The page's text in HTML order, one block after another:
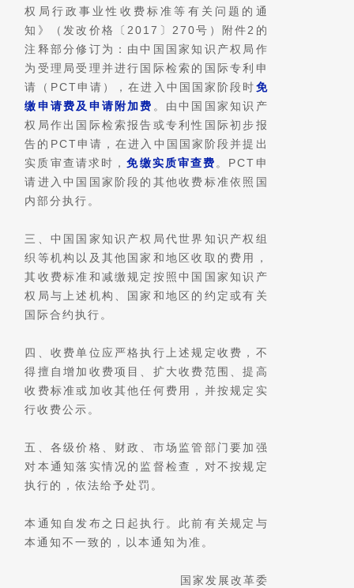
权局行政事业性收费标准等有关问题的通
知》（发改价格〔2017〕270号）附件2的
注释部分修订为：由中国国家知识产权局作
为受理局受理并进行国际检索的国际专利申
请（PCT申请），在进入中国国家阶段时免
缴申请费及申请附加费 。由中国国家知识产
权局作出国际检索报告或专利性国际初步报
告的PCT申请，在进入中国国家阶段并提出
实质审查请求时，免缴实质审查费。PCT申
请进入中国国家阶段的其他收费标准依照国
内部分执行。
三、中国国家知识产权局代世界知识产权组
织等机构以及其他国家和地区收取的费用，
其收费标准和减缴规定按照中国国家知识产
权局与上述机构、国家和地区的约定或有关
国际合约执行。
四、收费单位应严格执行上述规定收费，不
得擅自增加收费项目、扩大收费范围、提高
收费标准或加收其他任何费用，并按规定实
行收费公示。
五、各级价格、财政、市场监管部门要加强
对本通知落实情况的监督检查，对不按规定
执行的，依法给予处罚。
本通知自发布之日起执行。此前有关规定与
本通知不一致的，以本通知为准。
国家发展改革委